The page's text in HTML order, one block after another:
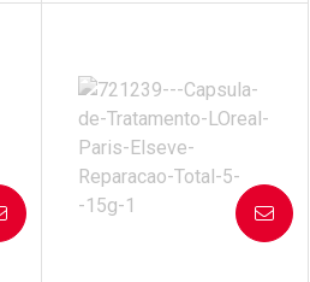
Laboratório
Por Menos
AVISE-ME